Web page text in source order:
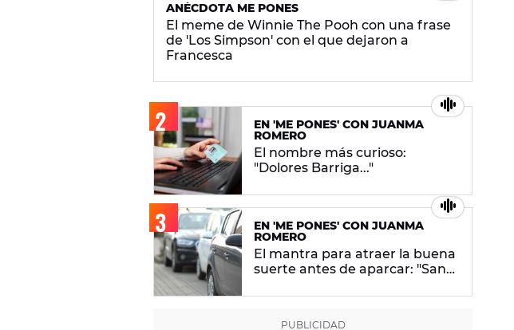
ANÉCDOTA ME PONES
El meme de Winnie The Pooh con una frase
de 'Los Simpson' con el que dejaron a
Francesca
EN 'ME PONES' CON JUANMA
ROMERO
El nombre más curioso:
"Dolores Barriga..."
EN 'ME PONES' CON JUANMA
ROMERO
El mantra para atraer la buena
suerte antes de aparcar: "San